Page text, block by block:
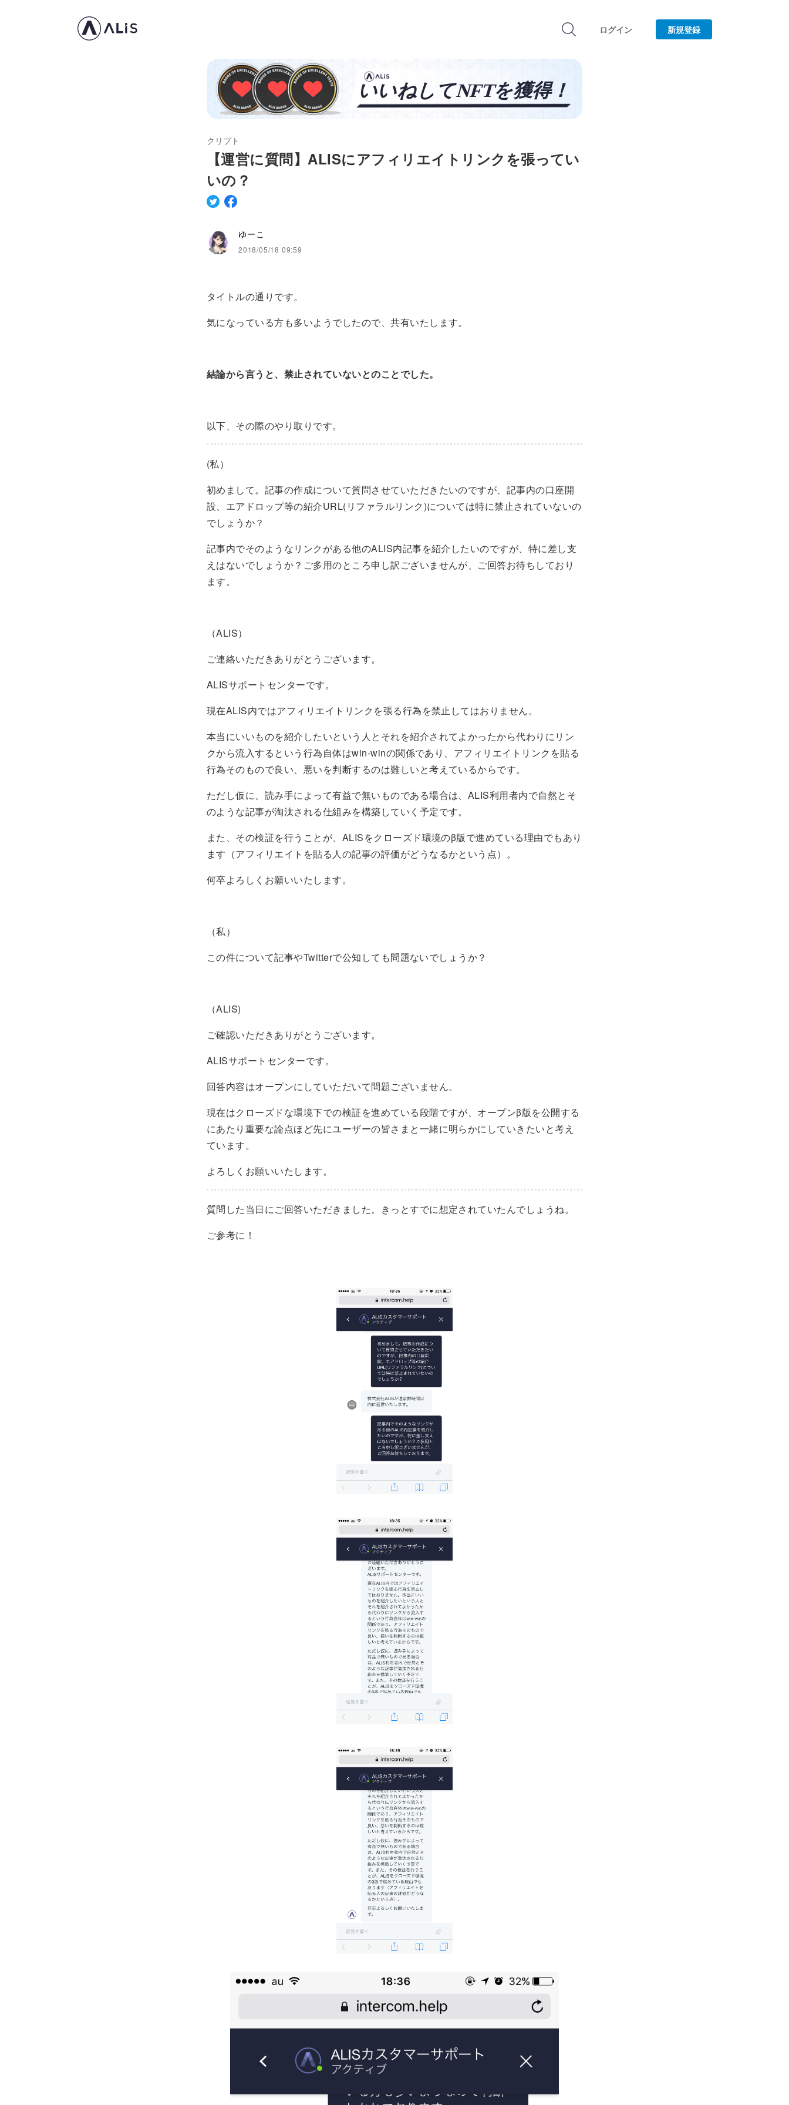
ログイン 新規登録
クリプト
【運営に質問】ALISにアフィリエイトリンクを張ってい
いの？
ゆーこ
2018/05/18 09:59
タイトルの通りです。
気になっている方も多いようでしたので、共有いたします。
結論から言うと、禁止されていないとのことでした。
以下、その際のやり取りです。
(私）
初めまして。記事の作成について質問させていただきたいのですが、記事内の口座開
設、エアドロップ等の紹介URL(リファラルリンク)については特に禁止されていないの
でしょうか？
記事内でそのようなリンクがある他のALIS内記事を紹介したいのですが、特に差し支
えはないでしょうか？ご多用のところ申し訳ございませんが、ご回答お待ちしており
ます。
（ALIS）
ご連絡いただきありがとうございます。
ALISサポートセンターです。
現在ALIS内ではアフィリエイトリンクを張る行為を禁止してはおりません。
本当にいいものを紹介したいという人とそれを紹介されてよかったから代わりにリン
クから流入するという行為自体はwin-winの関係であり、アフィリエイトリンクを貼る
行為そのもので良い、悪いを判断するのは難しいと考えているからです。
ただし仮に、読み手によって有益で無いものである場合は、ALIS利用者内で自然とそ
のような記事が淘汰される仕組みを構築していく予定です。
また、その検証を行うことが、ALISをクローズド環境のβ版で進めている理由でもあり
ます（アフィリエイトを貼る人の記事の評価がどうなるかという点）。
何卒よろしくお願いいたします。
（私）
この件について記事やTwitterで公知しても問題ないでしょうか？
（ALIS)
ご確認いただきありがとうございます。
ALISサポートセンターです。
回答内容はオープンにしていただいて問題ございません。
現在はクローズドな環境下での検証を進めている段階ですが、オープンβ版を公開する
にあたり重要な論点ほど先にユーザーの皆さまと一緒に明らかにしていきたいと考え
ています。
よろしくお願いいたします。
質問した当日にご回答いただきました。きっとすでに想定されていたんでしょうね。
ご参考に！